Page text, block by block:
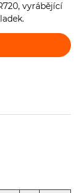
vyrábějící